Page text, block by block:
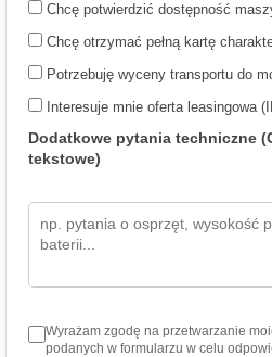
Chcę potwierdzić dostępność
Chcę otrzymać pełną kartę
Potrzebuję wyceny transportu do
Interesuje mnie oferta leasingowa
Dodatkowe pytania techniczne
tekstowe)
Wyrażam zgodę na przetwarzanie
podanych w formularzu w celu